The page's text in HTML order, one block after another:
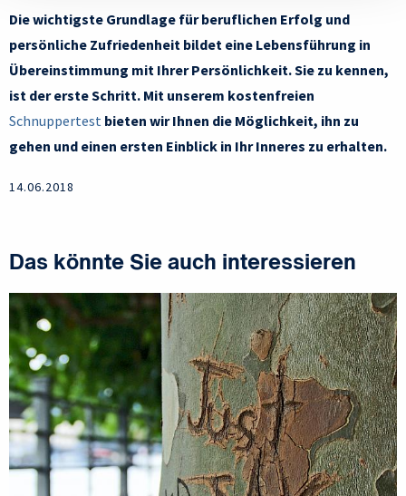
Die wichtigste Grundlage für beruflichen Erfolg und
persönliche Zufriedenheit bildet eine Lebensführung in
Übereinstimmung mit Ihrer Persönlichkeit. Sie zu kennen,
ist der erste Schritt. Mit unserem kostenfreien
Schnuppertest bieten wir Ihnen die Möglichkeit, ihn zu
gehen und einen ersten Einblick in Ihr Inneres zu erhalten.
14.06.2018
Das könnte Sie auch interessieren